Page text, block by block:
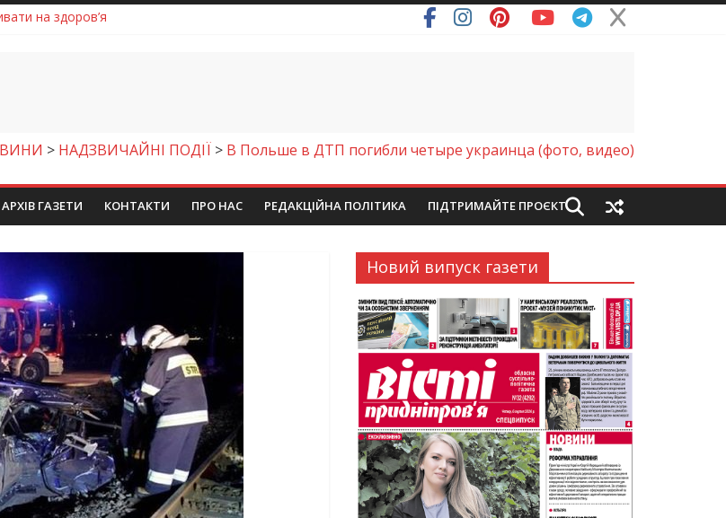
на здоров’я
в екосистемах
та ініціатив України
> НАДЗВИЧАЙНІ ПОДІЇ > В Польше в ДТП погибли четыре украинца (фото, видео)
АРХІВ ГАЗЕТИ КОНТАКТИ ПРО НАС РЕДАКЦІЙНА ПОЛІТИКА ПІДТРИМАЙТЕ ПРОЄКТ
Новий випуск газети